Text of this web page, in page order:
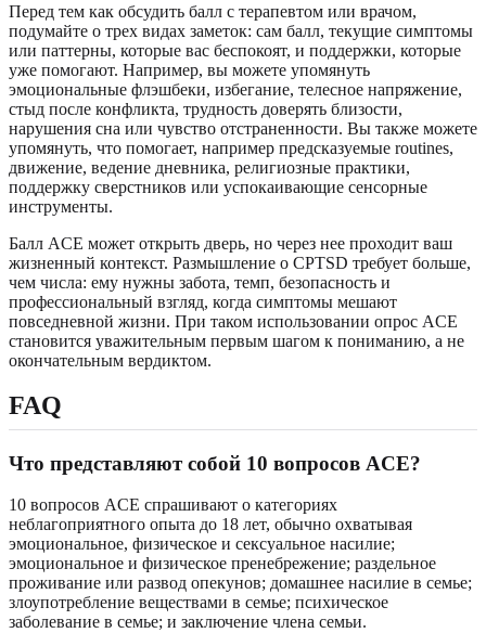
Перед тем как обсудить балл с терапевтом или врачом,
подумайте о трех видах заметок: сам балл, текущие симптомы
или паттерны, которые вас беспокоят, и поддержки, которые
уже помогают. Например, вы можете упомянуть
эмоциональные флэшбеки, избегание, телесное напряжение,
стыд после конфликта, трудность доверять близости,
нарушения сна или чувство отстраненности. Вы также можете
упомянуть, что помогает, например предсказуемые routines,
движение, ведение дневника, религиозные практики,
поддержку сверстников или успокаивающие сенсорные
инструменты.
Балл ACE может открыть дверь, но через нее проходит ваш
жизненный контекст. Размышление о CPTSD требует больше,
чем числа: ему нужны забота, темп, безопасность и
профессиональный взгляд, когда симптомы мешают
повседневной жизни. При таком использовании опрос ACE
становится уважительным первым шагом к пониманию, а не
окончательным вердиктом.
FAQ
Что представляют собой 10 вопросов ACE?
10 вопросов ACE спрашивают о категориях
неблагоприятного опыта до 18 лет, обычно охватывая
эмоциональное, физическое и сексуальное насилие;
эмоциональное и физическое пренебрежение; раздельное
проживание или развод опекунов; домашнее насилие в семье;
злоупотребление веществами в семье; психическое
заболевание в семье; и заключение члена семьи.